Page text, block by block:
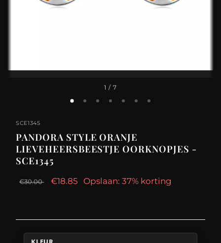
1 / 7
SCE1345
PANDORA STYLE ORANJE
LIEVEHEERSBEESTJE OORKNOPJES -
SCE1345
€30.00 €18.85 Opslaan: 37% korting